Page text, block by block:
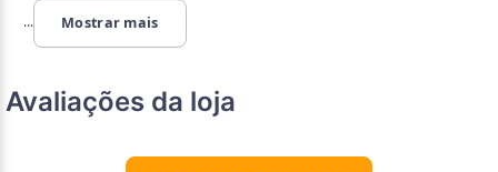
...
Mostrar mais
Avaliações da loja